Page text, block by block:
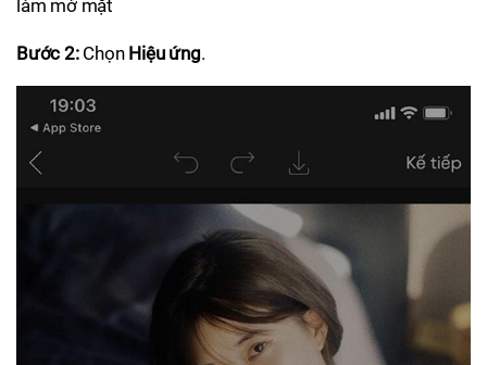
làm mờ mặt
Bước 2:Chọn Hiệu ứng.